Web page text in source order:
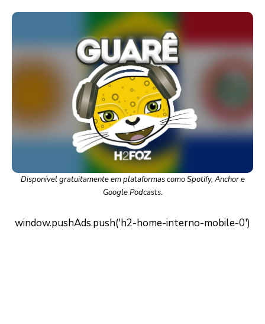
Disponível gratuitamente em plataformas como Spotify, Anchor e
Google Podcasts.